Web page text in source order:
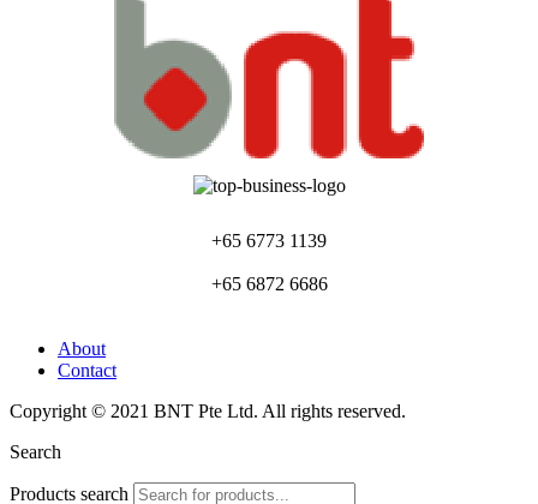
+65 6773 1139
+65 6872 6686
About
Contact
Copyright © 2021 BNT Pte Ltd. All rights reserved.
Search
Products search